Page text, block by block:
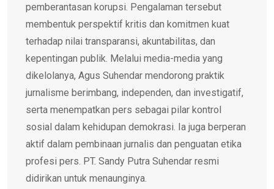
pemberantasan korupsi. Pengalaman tersebut
membentuk perspektif kritis dan komitmen kuat
terhadap nilai transparansi, akuntabilitas, dan
kepentingan publik. Melalui media-media yang
dikelolanya, Agus Suhendar mendorong praktik
jurnalisme berimbang, independen, dan investigatif,
serta menempatkan pers sebagai pilar kontrol
sosial dalam kehidupan demokrasi. Ia juga berperan
aktif dalam pembinaan jurnalis dan penguatan etika
profesi pers. PT. Sandy Putra Suhendar resmi
didirikan untuk menaunginya.